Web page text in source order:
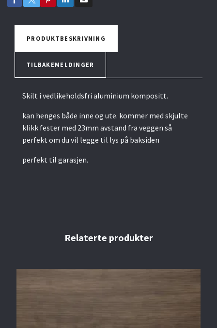
PRODUKTBESKRIVNING
TILBAKEMELDINGER
Skilt i vedlikeholdsfri aluminium kompositt.
kan henges både inne og ute. kommer med skjulte
klikk fester med 23mm avstand fra veggen så
perfekt om du vil legge til lys på baksiden
perfekt til garasjen.